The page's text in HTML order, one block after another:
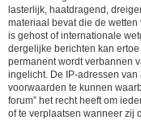
lasterlijk, haatdragend,
materiaal bevat die de wetten
is gehost of internationale
dergelijke berichten kan
permanent wordt verbannen
ingelicht. De IP-adressen
voorwaarden te kunnen
forum” het recht heeft om
of te verplaatsen wanneer zij